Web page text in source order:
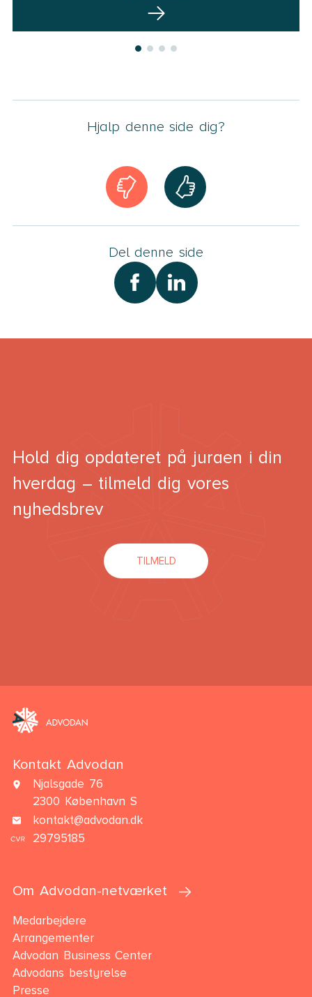
Hjalp denne side dig?
Del denne side
Kontakt Advodan
Njalsgade 76
2300 København S
kontakt@advodan.dk
29795185
Om Advodan-netværket
Medarbejdere
Arrangementer
Advodan Business Center
Advodans bestyrelse
Presse
Hold dig opdateret på juraen i din
hverdag – tilmeld dig vores
nyhedsbrev
TILMELD